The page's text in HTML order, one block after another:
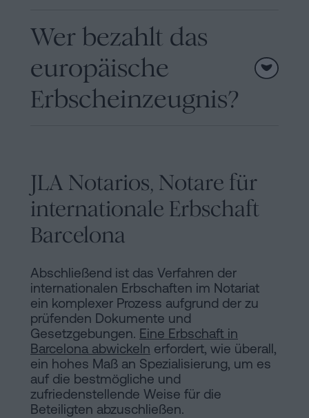
Wer bezahlt das
europäische
Erbscheinzeugnis?
JLA Notarios, Notare für
internationale Erbschaft
Barcelona
Abschließend ist das Verfahren der
internationalen Erbschaften im Notariat
ein komplexer Prozess aufgrund der zu
prüfenden Dokumente und
Gesetzgebungen. Eine Erbschaft in
Barcelona abwickeln erfordert, wie überall,
ein hohes Maß an Spezialisierung, um es
auf die bestmögliche und
zufriedenstellende Weise für die
Beteiligten abzuschließen.